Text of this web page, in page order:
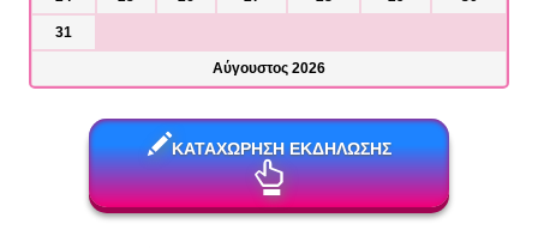
31
Αύγουστος 2026
ΚΑΤΑΧΩΡΗΣΗ ΕΚΔΗΛΩΣΗΣ